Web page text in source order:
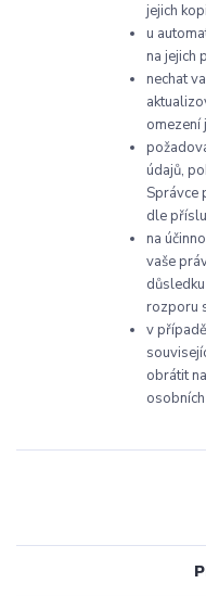
jejich
u
na jejich
nechat
omezení
údajů,
Správce
dle
na
vaše
rozporu
v
obrátit